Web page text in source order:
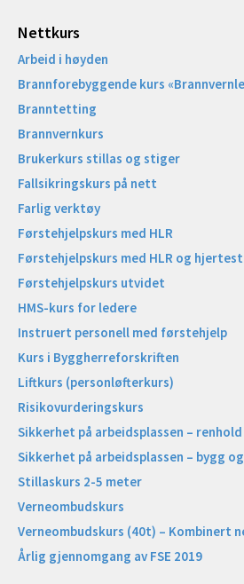
Nettkurs
Arbeid i høyden
Brannforebyggende kurs
Branntetting
Brannvernkurs
Brukerkurs stillas og stiger
Fallsikringskurs på nett
Farlig verktøy
Førstehjelpskurs med HLR
Førstehjelpskurs med HLR og
Førstehjelpskurs utvidet
HMS-kurs for ledere
Instruert personell med førstehjelp
Kurs i Byggherreforskriften
Liftkurs (personløfterkurs)
Risikovurderingskurs
Sikkerhet på arbeidsplassen – renhold
Sikkerhet på arbeidsplassen – bygg
Stillaskurs 2-5 meter
Verneombudskurs
Verneombudskurs (40t) – Kombinert
Årlig gjennomgang av FSE 2019